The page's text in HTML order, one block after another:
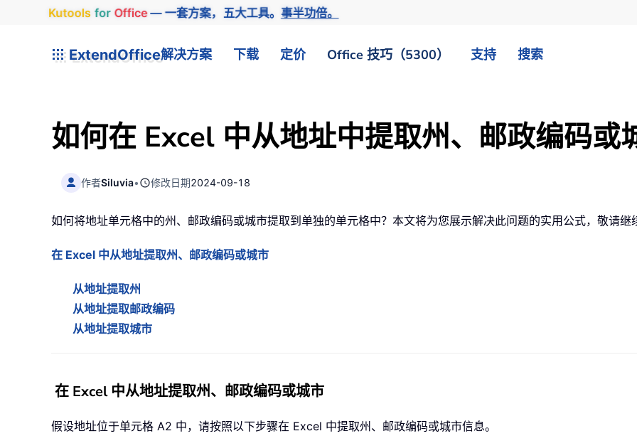
Kutools for Office— 一套方案，五大工具。事半功倍。
ExtendOffice解决方案 下载 定价 Office 技巧（5300） 支持 搜索
如何在 Excel 中从地址中提取州、邮政编码或
作者Siluvia• 修改日期2024-09-18
如何将地址单元格中的州、邮政编码或城市提取到单独的单元格中？本文将为您展示解决此问题的实用公式，敬请继
在 Excel 中从地址提取州、邮政编码或城市
从地址提取州
从地址提取邮政编码
从地址提取城市
在 Excel 中从地址提取州、邮政编码或城市
假设地址位于单元格 A2 中，请按照以下步骤在 Excel 中提取州、邮政编码或城市信息。